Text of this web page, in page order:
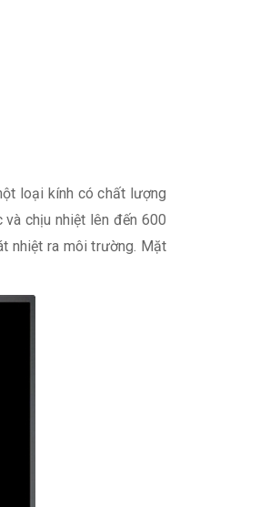
loại kính có chất lượng
chịu nhiệt lên đến 600
nhiệt ra môi trường. Mặt